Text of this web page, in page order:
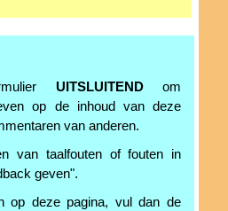
UITSLUITENDom
op de inhoud van deze
van anderen.
van taalfouten of fouten in
geven".
op deze pagina, vul dan de